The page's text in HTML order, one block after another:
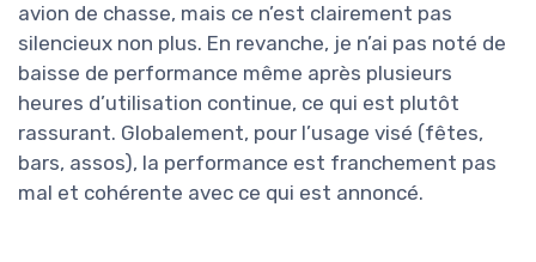
avion de chasse, mais ce n’est clairement pas
silencieux non plus. En revanche, je n’ai pas noté de
baisse de performance même après plusieurs
heures d’utilisation continue, ce qui est plutôt
rassurant. Globalement, pour l’usage visé (fêtes,
bars, assos), la performance est franchement pas
mal et cohérente avec ce qui est annoncé.